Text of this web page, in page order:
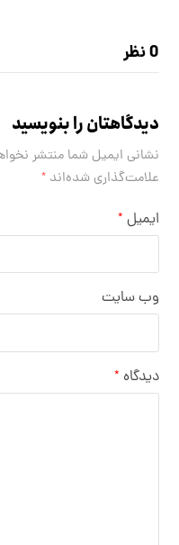
0 نظر
دیدگاهتان را بنویسید
نشانی ایمیل شما منتشر
علامت‌گذاری شده‌اند*
ایمیل *
وب‌ سایت
دیدگاه *